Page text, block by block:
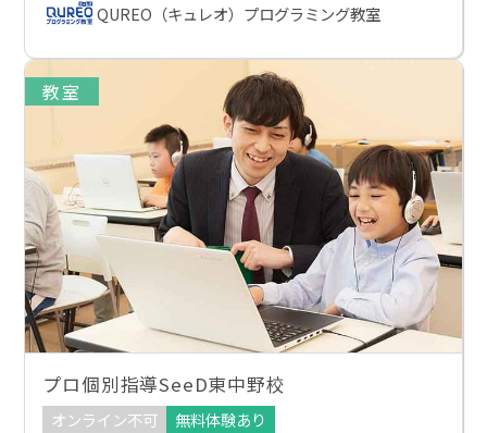
QUREO（キュレオ）プログラミング教室
教室
プロ個別指導SeeD東中野校
オンライン不可
無料体験あり